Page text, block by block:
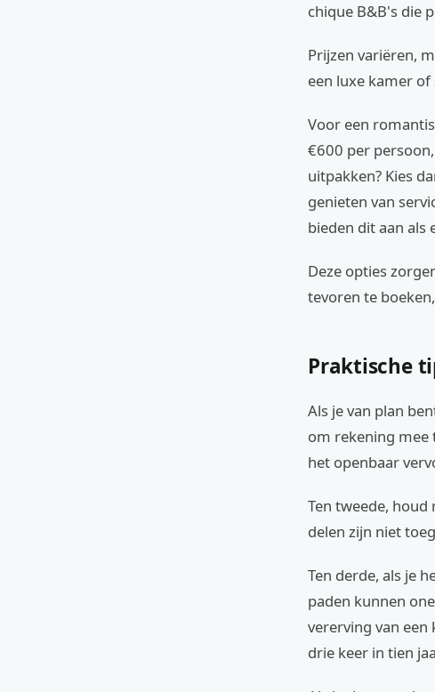
chique B&B's die
Prijzen variëren,
een luxe kamer of
Voor een
€600 per
uitpakken? Kies
genieten van
bieden dit aan als
Deze opties
tevoren te
Praktische
Als je van plan
om rekening mee
het openbaar
Ten tweede,
delen zijn niet
Ten derde, als je
paden kunnen
vererving van een
drie keer in tien